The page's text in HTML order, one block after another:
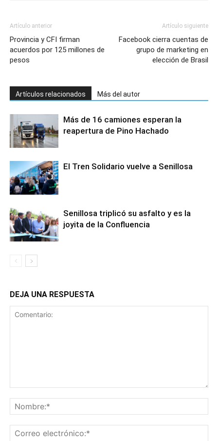
Artículo anterior
Provincia y CFI firman
acuerdos por 125 millones de
pesos
Artículo siguiente
Facebook cierra cuentas de
grupo de marketing en
elección de Brasil
Artículos relacionados Más del autor
Más de 16 camiones esperan la
reapertura de Pino Hachado
El Tren Solidario vuelve a Senillosa
Senillosa triplicó su asfalto y es la
joyita de la Confluencia
DEJA UNA RESPUESTA